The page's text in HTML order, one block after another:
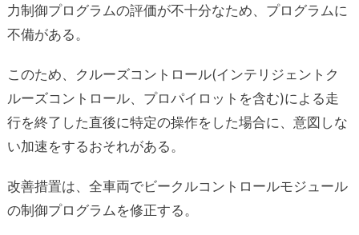
力制御プログラムの評価が不十分なため、プログラムに
不備がある。
このため、クルーズコントロール(インテリジェントク
ルーズコントロール、プロパイロットを含む)による走
行を終了した直後に特定の操作をした場合に、意図しな
い加速をするおそれがある。
改善措置は、全車両でビークルコントロールモジュール
の制御プログラムを修正する。